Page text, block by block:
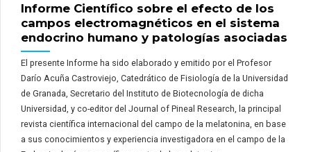
Informe Científico sobre el efecto de los
campos electromagnéticos en el sistema
endocrino humano y patologías asociadas
El presente Informe ha sido elaborado y emitido por el Profesor
Darío Acuña Castroviejo, Catedrático de Fisiología de la Universidad
de Granada, Secretario del Instituto de Biotecnología de dicha
Universidad, y co-editor del Journal of Pineal Research, la principal
revista científica internacional del campo de la melatonina, en base
a sus conocimientos y experiencia investigadora en el campo de la